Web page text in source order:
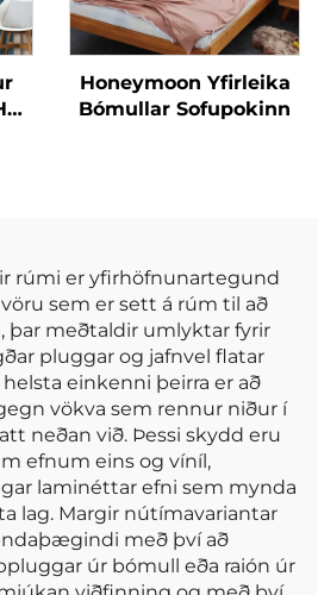
Honeymoon Yfirleika
Bómullar Sofupokinn
rúmi er yfirhöfnunartegund
sem er sett á rúm til að
þar meðtaldir umlyktar fyrir
pluggar og jafnvel flatar
einkenni þeirra er að
vökva sem rennur niður í
neðan við. Þessi skydd eru
efnum eins og víníl,
laminéttar efni sem mynda
lag. Margir nútímavariantar
með því að
úr bómull eða raión úr